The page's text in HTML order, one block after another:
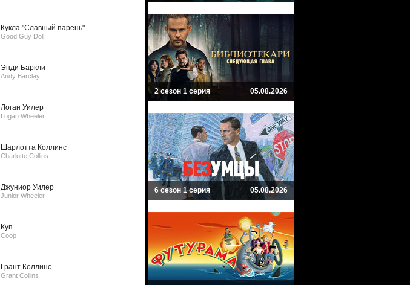
Кукла "Славный парень"
Good Guy Doll
Энди Баркли
Andy Barclay
Логан Уилер
Logan Wheeler
Шарлотта Коллинс
Charlotte Collins
Джуниор Уилер
Junior Wheeler
Куп
Coop
Грант Коллинс
Grant Collins
2 сезон 1 серия 05.08.2026
6 сезон 1 серия 05.08.2026